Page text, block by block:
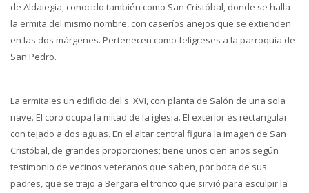
de Aldaiegia, conocido también como San Cristóbal, donde se halla
la ermita del mismo nombre, con caseríos anejos que se extienden
en las dos márgenes. Pertenecen como feligreses a la parroquia de
San Pedro.
La ermita es un edificio del s. XVI, con planta de Salón de una sola
nave. El coro ocupa la mitad de la iglesia. El exterior es rectangular
con tejado a dos aguas. En el altar central figura la imagen de San
Cristóbal, de grandes proporciones; tiene unos cien años según
testimonio de vecinos veteranos que saben, por boca de sus
padres, que se trajo a Bergara el tronco que sirvió para esculpir la